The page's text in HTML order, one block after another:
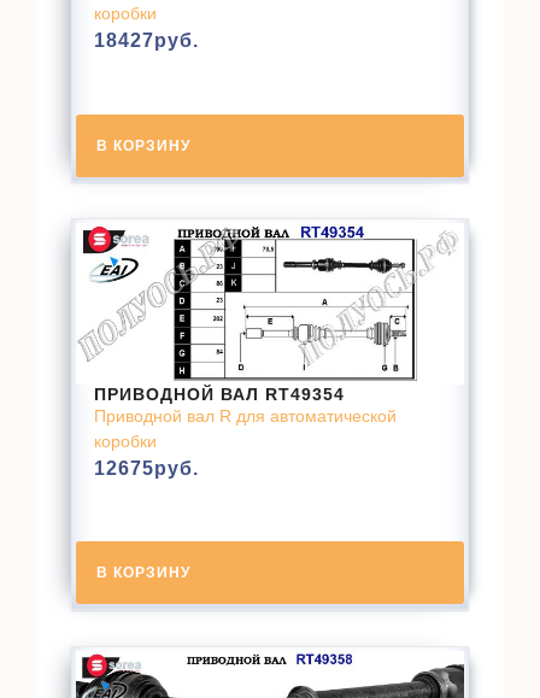
коробки
18427руб.
В КОРЗИНУ
ПРИВОДНОЙ ВАЛ RT49354
Приводной вал R для автоматической
коробки
12675руб.
В КОРЗИНУ